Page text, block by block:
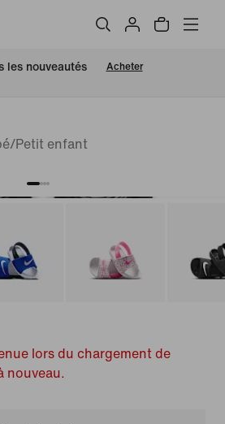
les nouveautés Acheter
Petit enfant
lors du chargement de
nouveau.